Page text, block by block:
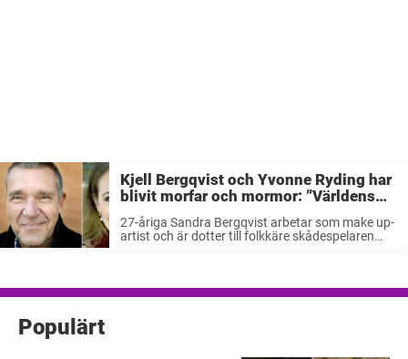
Kjell Bergqvist och Yvonne Ryding har
blivit morfar och mormor: ”Världens
stoltaste”
27-åriga Sandra Bergqvist arbetar som make up-
artist och är dotter till folkkäre skådespelaren
Populärt